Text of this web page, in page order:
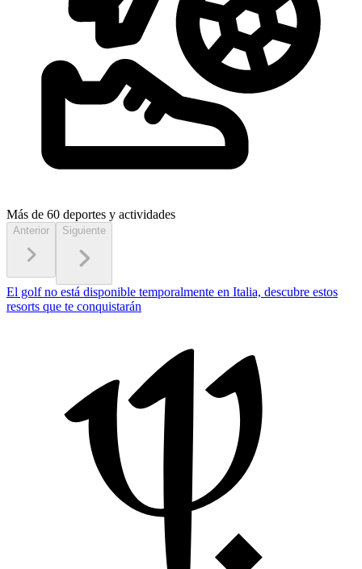
Más de 60 deportes y actividades
Anterior Siguiente
El golf no está disponible temporalmente en Italia, descubre estos
resorts que te conquistarán